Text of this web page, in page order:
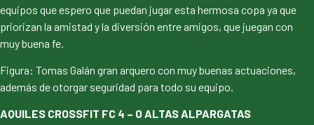
equipos que espero que puedan jugar esta hermosa copa ya que
priorizan la amistad y la diversión entre amigos, que juegan con
muy buena fe.
Figura: Tomas Galán gran arquero con muy buenas actuaciones,
además de otorgar seguridad para todo su equipo.
AQUILES CROSSFIT FC 4 – 0 ALTAS ALPARGATAS